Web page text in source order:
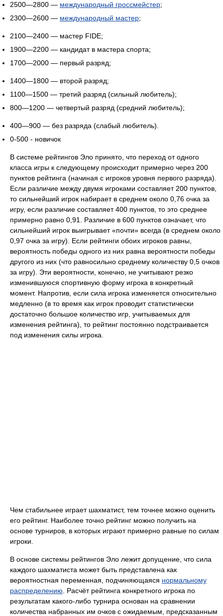
2500—2800 — международный гроссмейстер;
2300—2600 — международный мастер;
2100—2400 — мастер FIDE;
1900—2200 — кандидат в мастера спорта;
1700—2000 — первый разряд;
1400—1800 — второй разряд;
1100—1500 — третий разряд (сильный любитель);
800—1200 — четвертый разряд (средний любитель);
400—900 — без разряда (слабый любитель).
0-500 - новичок
В системе рейтингов Эло принято, что переход от одного
класса игры к следующему происходит примерно через 200
пунктов рейтинга (начиная с игроков уровня первого разряда).
Если различие между двумя игроками составляет 200 пунктов,
то сильнейший игрок набирает в среднем около 0,76 очка за
игру, если различие составляет 400 пунктов, то это среднее
примерно равно 0,91. Различие в 600 пунктов означает, что
сильнейший игрок выигрывает «почти» всегда (в среднем около
0,97 очка за игру). Если рейтинги обоих игроков равны,
вероятность победы одного из них равна вероятности победы
другого из них (что равносильно среднему количеству 0,5 очков
за игру). Эти вероятности, конечно, не учитывают резко
изменившуюся спортивную форму игрока в конкретный
момент. Напротив, если сила игрока изменяется относительно
медленно (в то время как игрок проводит статистически
достаточно большое количество игр, учитываемых для
изменения рейтинга), то рейтинг постоянно подстраивается
под изменения силы игрока.
Чем стабильнее играет шахматист, тем точнее можно оценить
его рейтинг. Наиболее точно рейтинг можно получить на
основе турниров, в которых играют примерно равные по силам
игроки.
В основе системы рейтингов Эло лежит допущение, что сила
каждого шахматиста может быть представлена как
вероятностная переменная, подчиняющаяся нормальному
распределению . Расчёт рейтинга конкретного игрока по
результатам какого-либо турнира основан на сравнении
количества набранных им очков с ожидаемым, предсказанным